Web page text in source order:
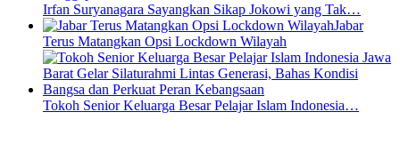
Irfan Suryanagara Sayangkan Sikap Jokowi yang Tak…
Jabar
Terus Matangkan Opsi Lockdown Wilayah
Tokoh Senior Keluarga Besar Pelajar Islam Indonesia…